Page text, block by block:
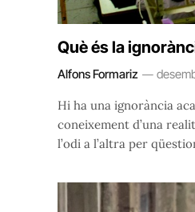
Què és la
Alfons Formariz
Hi ha una ignorància
coneixement d’una
l’odi a l’altra per